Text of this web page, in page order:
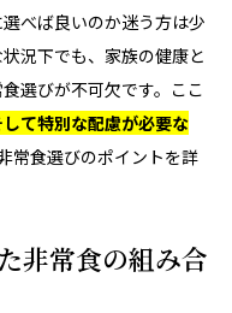
べば良いのか迷う方は少
況下でも、家族の健康と
選びが不可欠です。ここ
て特別な配慮が必要な
常食選びのポイントを詳
非常食の組み合